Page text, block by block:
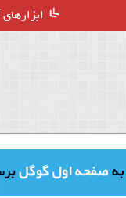
ابزارهای